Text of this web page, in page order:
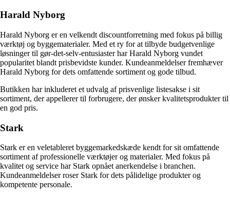
Harald Nyborg
Harald Nyborg er en velkendt discountforretning med fokus på billig
værktøj og byggematerialer. Med et ry for at tilbyde budgetvenlige
løsninger til gør-det-selv-entusiaster har Harald Nyborg vundet
popularitet blandt prisbevidste kunder. Kundeanmeldelser fremhæver
Harald Nyborg for dets omfattende sortiment og gode tilbud.
Butikken har inkluderet et udvalg af prisvenlige listesakse i sit
sortiment, der appellerer til forbrugere, der ønsker kvalitetsprodukter til
en god pris.
Stark
Stark er en veletableret byggemarkedskæde kendt for sit omfattende
sortiment af professionelle værktøjer og materialer. Med fokus på
kvalitet og service har Stark opnået anerkendelse i branchen.
Kundeanmeldelser roser Stark for dets pålidelige produkter og
kompetente personale.